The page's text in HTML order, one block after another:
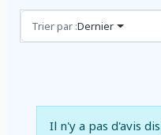
Avis (0)
Trier par :Dernier
Il n'y a pas d'avis